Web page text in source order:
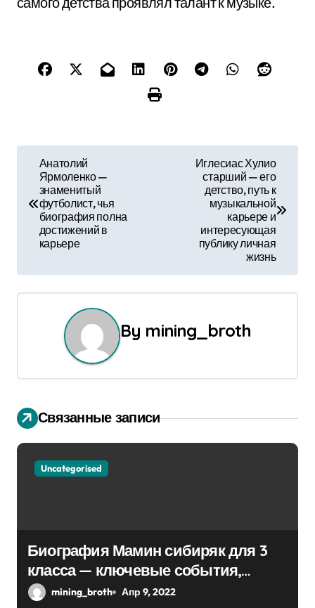
г
а
п
о
и
Анатолий
Ярмоленко —
знаменитый
футболист, чья
биография полна
достижений в
карьере
Иглесиас Хулио
старший — его
детство, путь к
музыкальной
карьере и
интересующая
публику личная
жизнь
By mining_broth
Связанные записи
Uncategorised
Биография Мамин сибиряк для 3
класса — ключевые события,
достижения, история жизни
mining_broth Апр 9, 2022